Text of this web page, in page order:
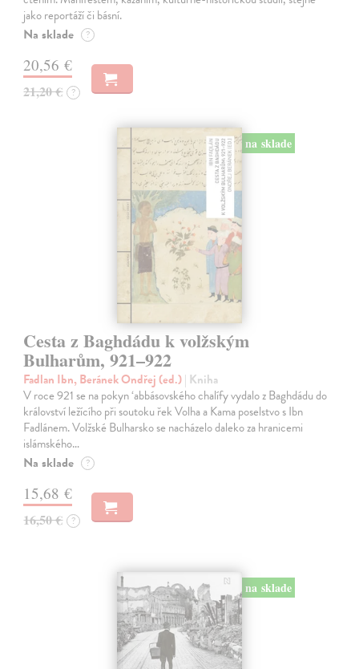
jako reportáží či básní.
Na sklade ?
20,56 €
21,20 € ?
na sklade
Cesta z Baghdádu k volžským
Bulharům, 921–922
Fadlan Ibn, Beránek Ondřej (ed.)| Kniha
V roce 921 se na pokyn ‘abbásovského chalífy vydalo z Baghdádu do
království ležícího při soutoku řek Volha a Kama poselstvo s Ibn
Fadlánem. Volžské Bulharsko se nacházelo daleko za hranicemi
islámského…
Na sklade ?
15,68 €
16,50 € ?
na sklade